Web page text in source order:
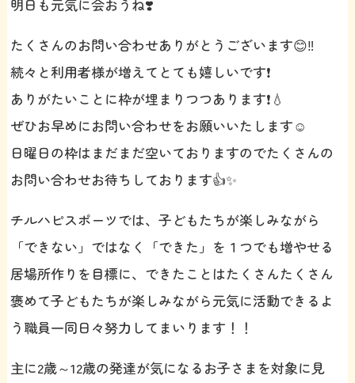
明日も元気に会おうね❣️
たくさんのお問い合わせありがとうございます😊‼️
続々と利用者様が増えてとても嬉しいです❗️
ありがたいことに枠が埋まりつつあります❗️💧
ぜひお早めにお問い合わせをお願いいたします☺️
日曜日の枠はまだまだ空いておりますのでたくさんの
お問い合わせお待ちしております👍✨
チルハピスポーツでは、子どもたちが楽しみながら
「できない」ではなく「できた」を１つでも増やせる
居場所作りを目標に、できたことはたくさんたくさん
褒めて子どもたちが楽しみながら元気に活動できるよ
う職員一同日々努力してまいります！！
主に2歳～12歳の発達が気になるお子さまを対象に見